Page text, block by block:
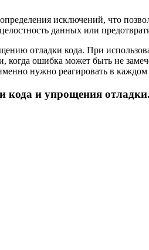
исключений, что
данных или
отладки кода. При
ошибка может быть не
нужно реагировать в каждом
кода и упрощения отладки.